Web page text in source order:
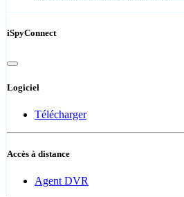
iSpyConnect
Logiciel
Télécharger
Accès à distance
Agent DVR